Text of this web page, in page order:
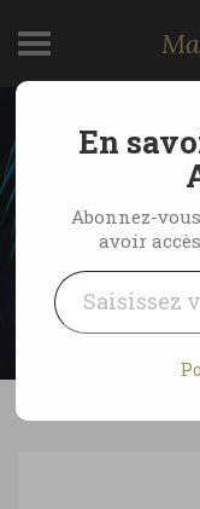
Hélène
by Marie-Ange Ostré
35 Comments
En
Abonnez-
avoir
Saisissez votre adresse e-mail…